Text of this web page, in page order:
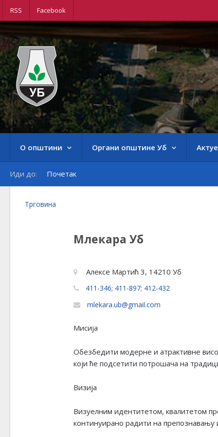
RSS Facebook
О општини Органи општине Уб
Иди до: Почетак
Трговина
Млекара Уб
Алексе Мартић 3, 14210 Уб
411-346; 411-897; 412-432
mlekara.ub@gmail.com
Мисија
Обезбедити модерне и атрактивне
који ће подсетити потрошача на
Визија
Визуелним идентитетом, квалитетом
континуирано радити на